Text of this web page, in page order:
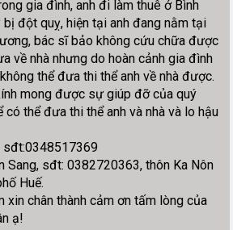
gia đình, anh đi làm thuê ở Bình
đột quỵ, hiện tại anh đang nằm tại
bác sĩ bảo không cứu chữa được
về nhà nhưng do hoàn cảnh gia đình
thể đưa thi thể anh về nhà được.
mong được sự giúp đỡ của quý
có thể đưa thi thể anh và nhà và lo hậu
sđt:0348517369
Sang, sđt: 0382720363, thôn Ka Nôn
Huế.
xin chân thành cảm ơn tấm lòng của
ạ!